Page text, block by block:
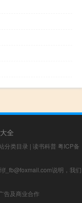
全
分类目录 | 读书科普 粤ICP备
f_fb@foxmail.com说明，我们
告及商业合作